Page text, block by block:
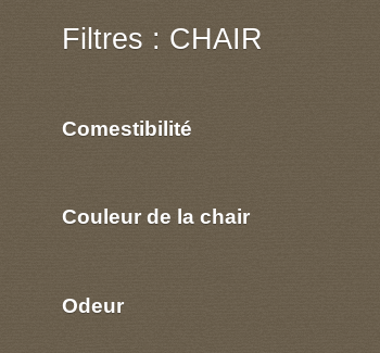
Filtres : CHAIR
Comestibilité
Couleur de la chair
Odeur